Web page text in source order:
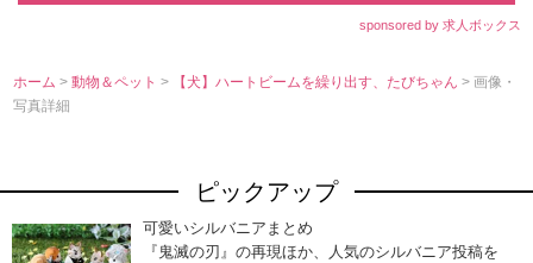
sponsored by 求人ボックス
ホーム >動物＆ペット> 【犬】ハートビームを繰り出す、たびちゃん> 画像・
写真詳細
ピックアップ
可愛いシルバニアまとめ
『鬼滅の刃』の再現ほか、人気のシルバニア投稿を